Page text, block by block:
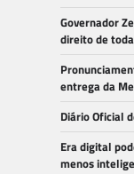
Governador
direito de
entrega da
Diário Oficial
Era digital
menos